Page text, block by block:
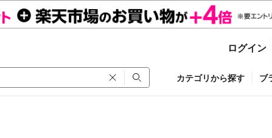
ログイン
カテゴリから探す ブ